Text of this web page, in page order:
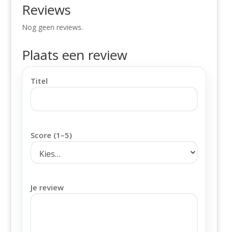
Reviews
Nog geen reviews.
Plaats een review
Titel
Score (1–5)
Je review